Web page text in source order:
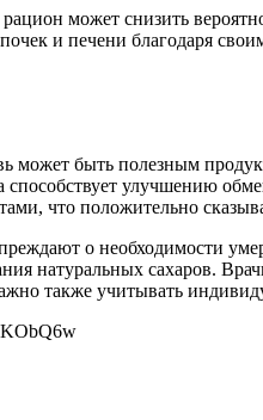
может снизить
и печени благодаря
может быть полезным
улучшению
что положительно
о необходимости
натуральных сахаров.
также учитывать